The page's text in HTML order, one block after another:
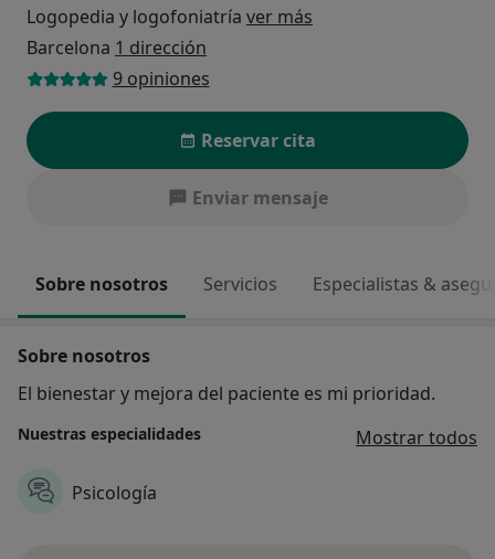
Logopedia y logofoniatría ver más
Barcelona 1 dirección
9 opiniones
Reservar cita
Enviar mensaje
Sobre nosotros Servicios Especialistas &
Sobre nosotros
El bienestar y mejora del paciente es mi prioridad.
Nuestras especialidades Mostrar todos
Psicología